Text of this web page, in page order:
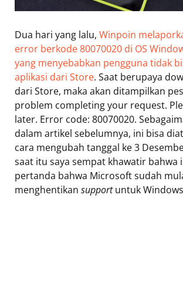
Dua hari yang lalu, Winpoin
error berkode 80070020 di OS
yang menyebabkan pengguna tidak
aplikasi dari Store. Saat berupaya
dari Store, maka akan ditampilkan
problem completing your request.
later. Error code: 80070020.
dalam artikel sebelumnya, ini bisa
cara mengubah tanggal ke 3
saat itu saya sempat khawatir bahwa
pertanda bahwa Microsoft sudah
menghentikan supportuntuk